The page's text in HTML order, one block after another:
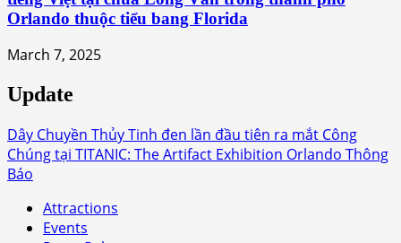
Orlando thuộc tiểu bang Florida
March 7, 2025
Update
Dây Chuyền Thủy Tinh đen lần đầu tiên ra mắt Công
Chúng tại TITANIC: The Artifact Exhibition Orlando Thông
Báo
Attractions
Events